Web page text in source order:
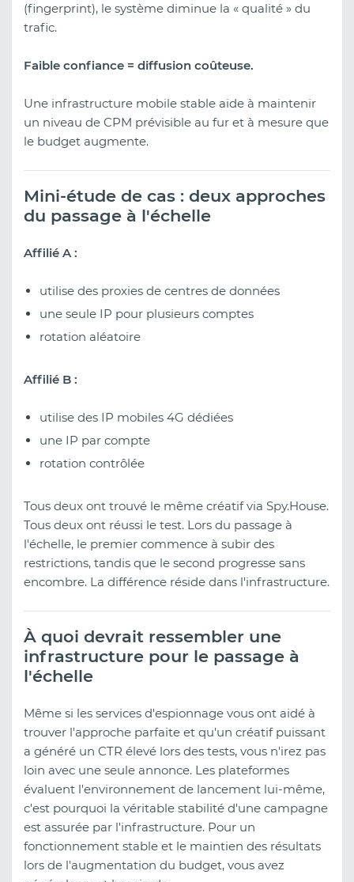
(fingerprint), le système diminue la « qualité » du
trafic.
Faible confiance = diffusion coûteuse.
Une infrastructure mobile stable aide à maintenir
un niveau de CPM prévisible au fur et à mesure que
le budget augmente.
Mini-étude de cas : deux approches
du passage à l'échelle
Affilié A :
utilise des proxies de centres de données
une seule IP pour plusieurs comptes
rotation aléatoire
Affilié B :
utilise des IP mobiles 4G dédiées
une IP par compte
rotation contrôlée
Tous deux ont trouvé le même créatif via Spy.House.
Tous deux ont réussi le test. Lors du passage à
l'échelle, le premier commence à subir des
restrictions, tandis que le second progresse sans
encombre. La différence réside dans l'infrastructure.
À quoi devrait ressembler une
infrastructure pour le passage à
l'échelle
Même si les services d'espionnage vous ont aidé à
trouver l'approche parfaite et qu'un créatif puissant
a généré un CTR élevé lors des tests, vous n'irez pas
loin avec une seule annonce. Les plateformes
évaluent l'environnement de lancement lui-même,
c'est pourquoi la véritable stabilité d'une campagne
est assurée par l'infrastructure. Pour un
fonctionnement stable et le maintien des résultats
lors de l'augmentation du budget, vous avez